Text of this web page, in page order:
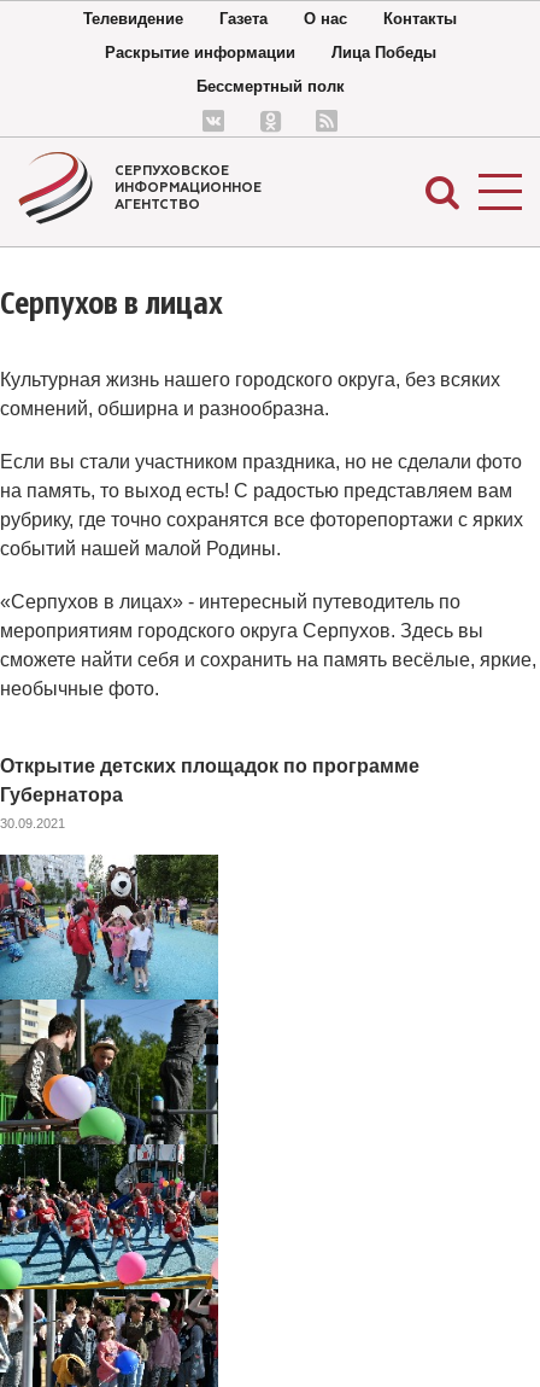
Телевидение Газета О нас
Контакты
Раскрытие информации
Лица Победы
Бессмертный полк
СЕРПУХОВСКОЕ
ИНФОРМАЦИОННОЕ
АГЕНТСТВО
Серпухов в лицах
Культурная жизнь нашего городского округа, без всяких
сомнений, обширна и разнообразна.
Если вы стали участником праздника, но не сделали фото
на память, то выход есть! С радостью представляем вам
рубрику, где точно сохранятся все фоторепортажи с ярких
событий нашей малой Родины.
«Серпухов в лицах» - интересный путеводитель по
мероприятиям городского округа Серпухов. Здесь вы
сможете найти себя и сохранить на память весёлые, яркие,
необычные фото.
Открытие детских площадок по программе
Губернатора
30.09.2021